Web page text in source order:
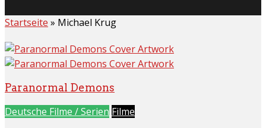
Startseite » Michael Krug
Paranormal Demons
Deutsche Filme / Serien Filme